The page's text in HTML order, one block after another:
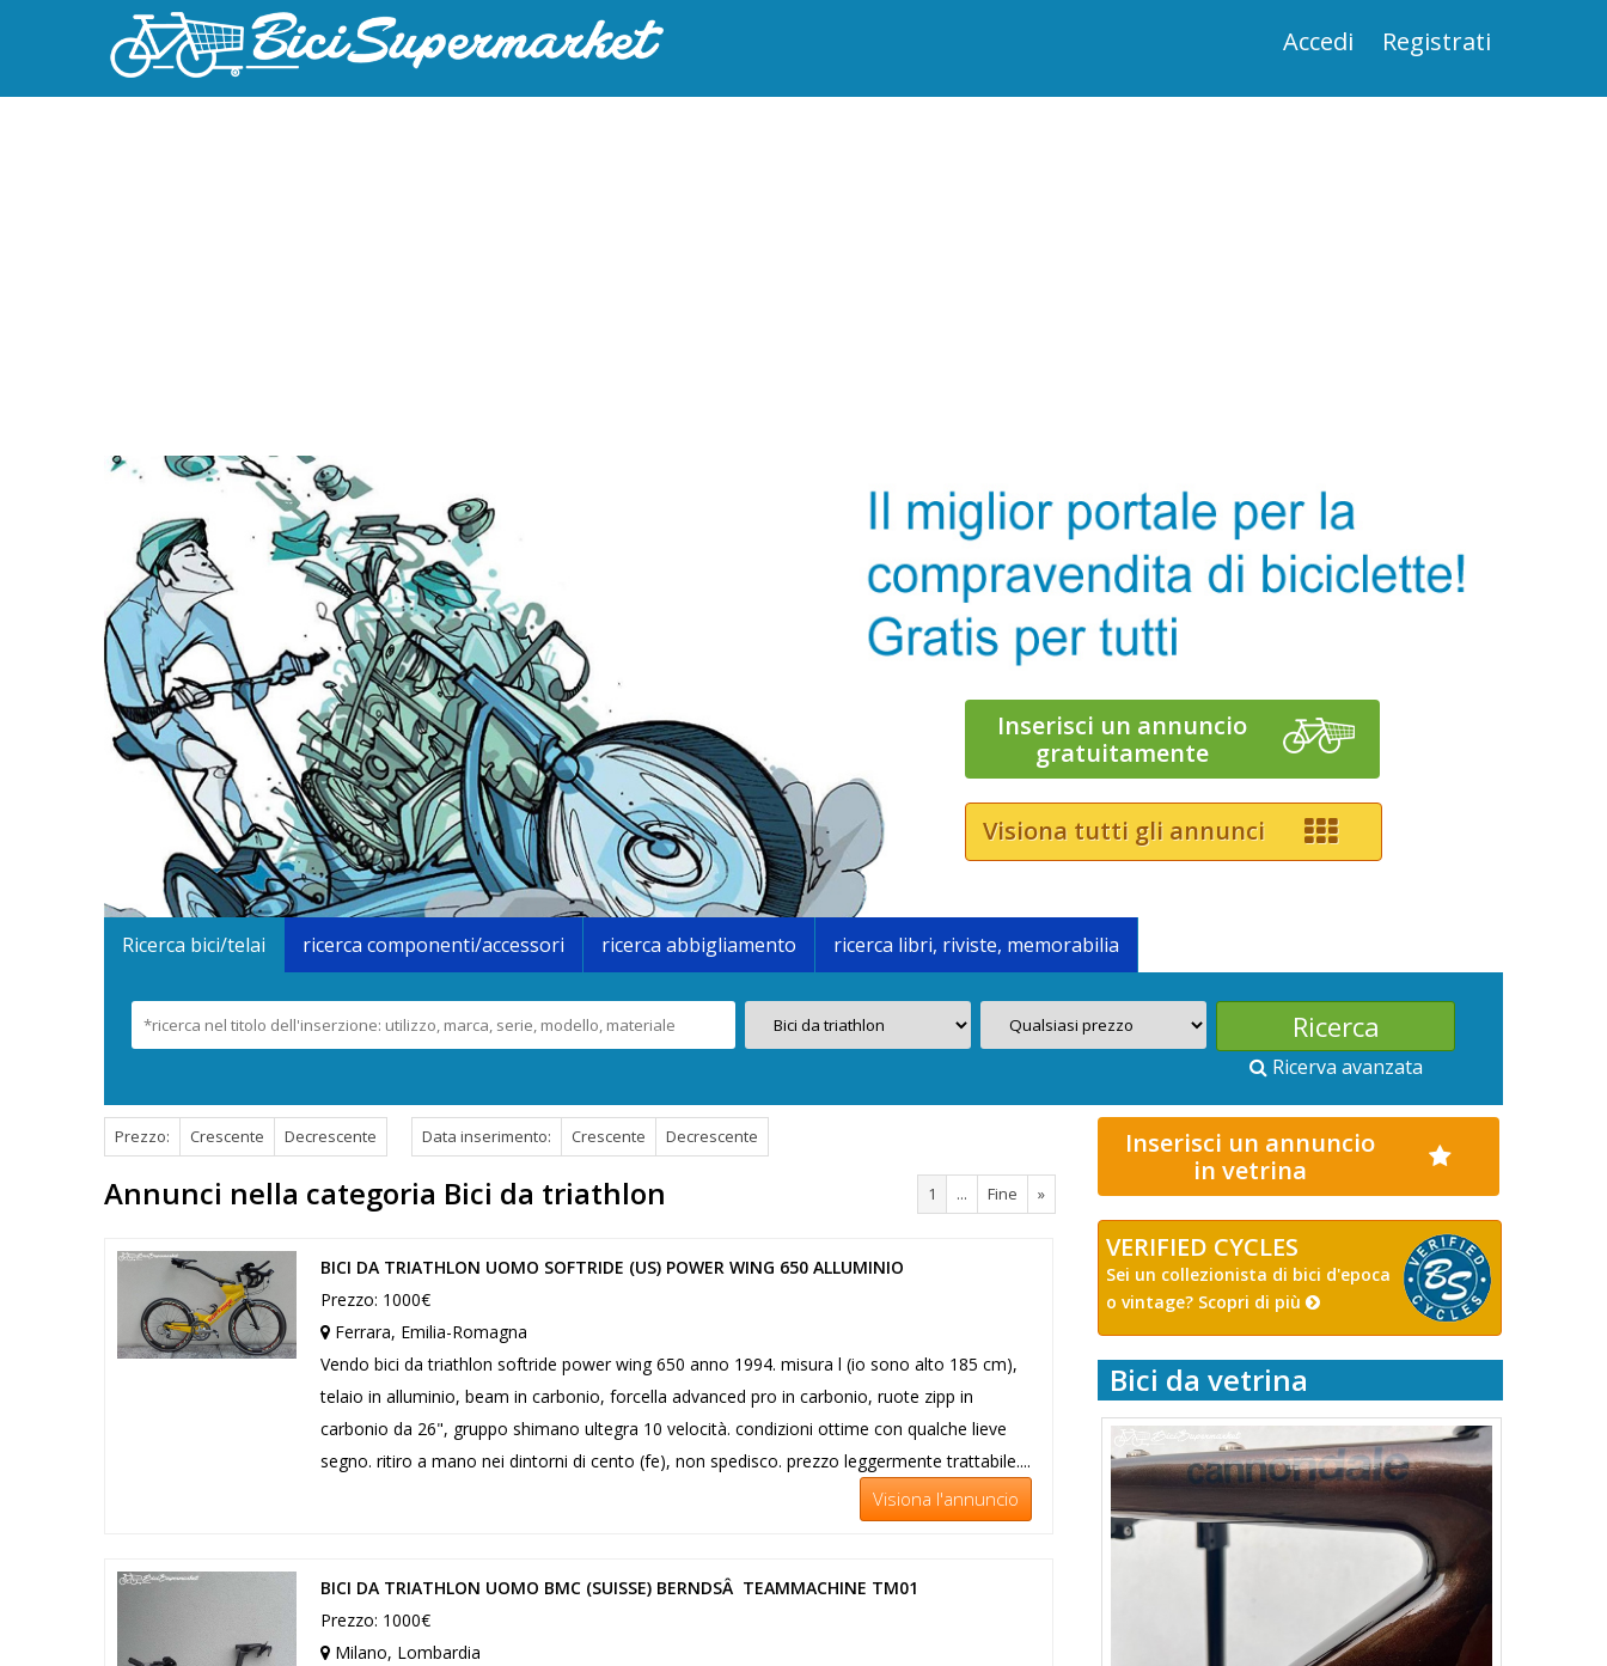
Accedi Registrati
Inserisci un annuncio
gratuitamente
Visiona tutti gli annunci
Ricerca bici/telai ricerca componenti/accessori ricerca abbigliamento ricerca libri, riviste, memorabilia
Ricerva avanzata
Prezzo: Crescente Decrescente Data inserimento: Crescente Decrescente
Annunci nella categoria Bici da triathlon 1 ... Fine »
BICI DA TRIATHLON UOMO SOFTRIDE (US) POWER WING 650 ALLUMINIO
Prezzo: 1000€
Ferrara, Emilia-Romagna
Vendo bici da triathlon softride power wing 650 anno 1994. misura l (io sono alto 185 cm),
telaio in alluminio, beam in carbonio, forcella advanced pro in carbonio, ruote zipp in
carbonio da 26", gruppo shimano ultegra 10 velocità. condizioni ottime con qualche lieve
segno. ritiro a mano nei dintorni di cento (fe), non spedisco. prezzo leggermente trattabile....
Visiona l'annuncio
BICI DA TRIATHLON UOMO BMC (SUISSE) BERNDSÂ TEAMMACHINE TM01
Prezzo: 1000€
Milano, Lombardia
Inserisci un annuncio
in vetrina
VERIFIED CYCLES
Sei un collezionista di bici d'epoca
o vintage? Scopri di più
Bici da vetrina